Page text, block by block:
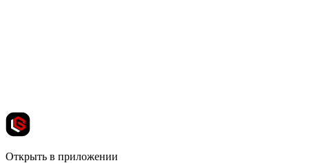
Открыть в приложении